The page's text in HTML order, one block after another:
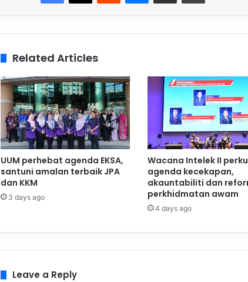
Related Articles
UUM perhebat agenda EKSA,
santuni amalan terbaik JPA
dan KKM
3 days ago
Wacana Intelek II
agenda kecekapan,
akauntabiliti dan
perkhidmatan awam
4 days ago
Leave a Reply